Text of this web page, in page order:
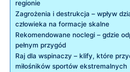
regionie
Zagrożenia i destrukcja – wpływ
człowieka na formacje skalne
Rekomendowane noclegi – gdzie
pełnym przygód
Raj dla wspinaczy – klify, które
miłośników sportów ekstremalnych